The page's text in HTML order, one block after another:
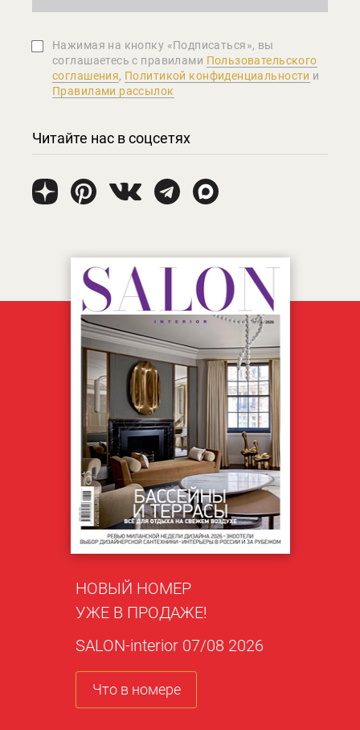
Нажимая на кнопку «Подписаться», вы
соглашаетеcь с правилами Пользовательского
соглашения, Политикой конфиденциальности и
Правилами рассылок
Читайте нас в соцсетях
НОВЫЙ НОМЕР
УЖЕ В ПРОДАЖЕ!
SALON-interior 07/08 2026
Что в номере